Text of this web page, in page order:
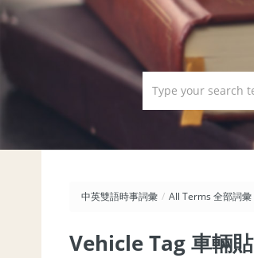
中英雙語時事詞彙 / All Terms 全部詞彙
Vehicle Tag 車輛貼